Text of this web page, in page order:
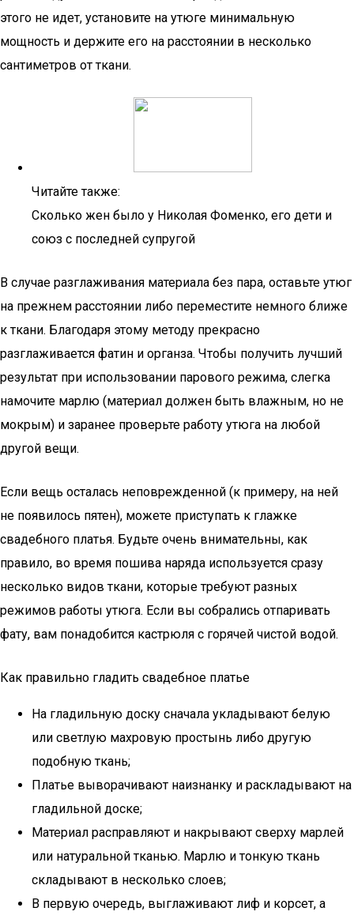
этого не идет, установите на утюге минимальную
мощность и держите его на расстоянии в несколько
сантиметров от ткани.
Читайте также:
Сколько жен было у Николая Фоменко, его дети и
союз с последней супругой
В случае разглаживания материала без пара, оставьте утюг
на прежнем расстоянии либо переместите немного ближе
к ткани. Благодаря этому методу прекрасно
разглаживается фатин и органза. Чтобы получить лучший
результат при использовании парового режима, слегка
намочите марлю (материал должен быть влажным, но не
мокрым) и заранее проверьте работу утюга на любой
другой вещи.
Если вещь осталась неповрежденной (к примеру, на ней
не появилось пятен), можете приступать к глажке
свадебного платья. Будьте очень внимательны, как
правило, во время пошива наряда используется сразу
несколько видов ткани, которые требуют разных
режимов работы утюга. Если вы собрались отпаривать
фату, вам понадобится кастрюля с горячей чистой водой.
Как правильно гладить свадебное платье
На гладильную доску сначала укладывают белую
или светлую махровую простынь либо другую
подобную ткань;
Платье выворачивают наизнанку и раскладывают на
гладильной доске;
Материал расправляют и накрывают сверху марлей
или натуральной тканью. Марлю и тонкую ткань
складывают в несколько слоев;
В первую очередь, выглаживают лиф и корсет, а